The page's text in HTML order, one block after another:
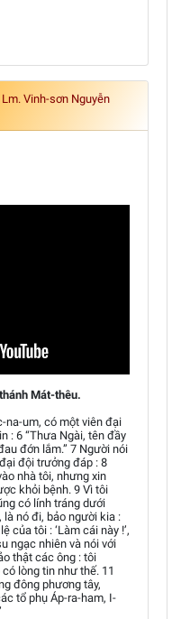
Vinh-sơn Nguyễn
Mát-thêu.
na-um, có một viên đại
: 6 “Thưa Ngài, tên đầy
đớn lắm.” 7 Người nói
đội trưởng đáp : 8
nhà tôi, nhưng xin
khỏi bệnh. 9 Vì tôi
có lính tráng dưới
là nó đi, bảo người kia :
của tôi : ‘Làm cái này !’,
ngạc nhiên và nói với
thật các ông : tôi
lòng tin như thế. 11
đông phương tây,
tổ phụ Áp-ra-ham, I-